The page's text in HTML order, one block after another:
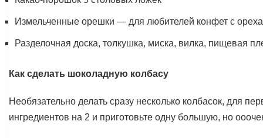
Измельченные орешки — для любителей конфет с
Разделочная доска, толкушка, миска, вилка, пищевая
Как сделать шоколадную колбасу
Необязательно делать сразу несколько колбасок, для
ингредиентов на 2 и приготовьте одну большую, но